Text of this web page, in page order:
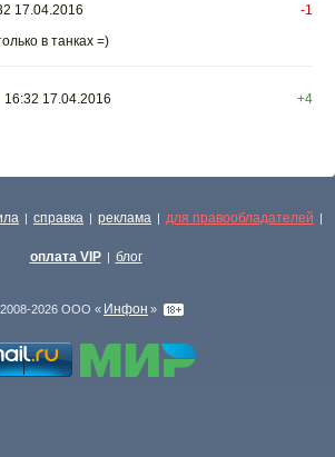
17.04.2016
-1
в танках =)
16:32 17.04.2016
+4
| справка | реклама | для правообладателей |
оплата VIP | блог
2026 ООО « Инфон »